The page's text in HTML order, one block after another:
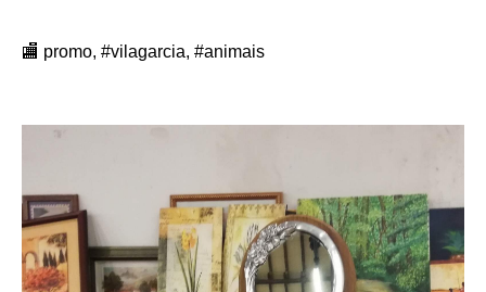
🏬 promo, #vilagarcia, #animais